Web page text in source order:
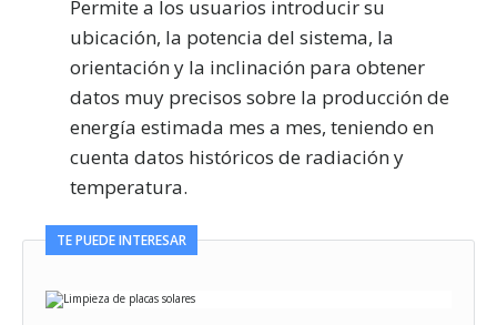
Permite a los usuarios introducir su
ubicación, la potencia del sistema, la
orientación y la inclinación para obtener
datos muy precisos sobre la producción de
energía estimada mes a mes, teniendo en
cuenta datos históricos de radiación y
temperatura.
TE PUEDE INTERESAR